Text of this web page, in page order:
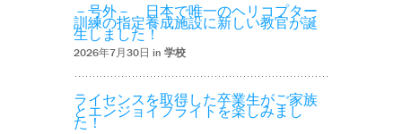
－号外－ 日本で唯一のヘリコプター
訓練の指定養成施設に新しい教官が誕
生しました！
2026年7月30日 in 学校
ライセンスを取得した卒業生がご家族
とエンジョイフライトを楽しみまし
た！